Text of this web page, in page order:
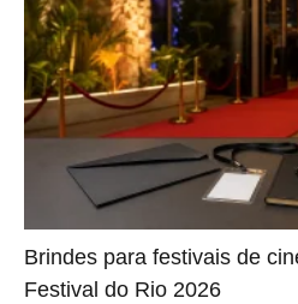
Brindes para festivais de
Festival do Rio 2026